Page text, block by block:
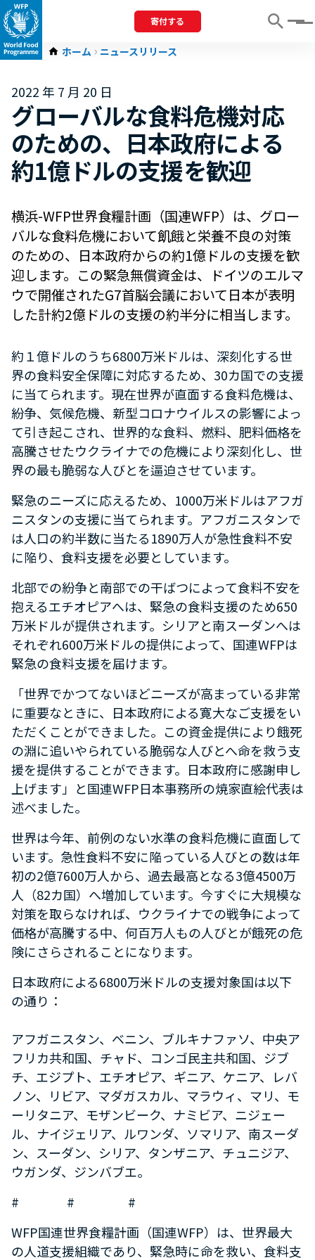
寄付する Menu
ホーム ニュースリリース
2022 年 7 月 20 日
グローバルな食料危機対応
のための、日本政府による
約1億ドルの支援を歓迎
横浜-WFP世界食糧計画（国連WFP）は、グロー
バルな食料危機において飢餓と栄養不良の対策
のための、日本政府からの約1億ドルの支援を歓
迎します。この緊急無償資金は、ドイツのエルマ
ウで開催されたG7首脳会議において日本が表明
した計約2億ドルの支援の約半分に相当します。
約１億ドルのうち6800万米ドルは、深刻化する世
界の食料安全保障に対応するため、30カ国での支援
に当てられます。現在世界が直面する食料危機は、
紛争、気候危機、新型コロナウイルスの影響によっ
て引き起こされ、世界的な食料、燃料、肥料価格を
高騰させたウクライナでの危機により深刻化し、世
界の最も脆弱な人びとを逼迫させています。
緊急のニーズに応えるため、1000万米ドルはアフガ
ニスタンの支援に当てられます。アフガニスタンで
は人口の約半数に当たる1890万人が急性食料不安
に陥り、食料支援を必要としています。
北部での紛争と南部での干ばつによって食料不安を
抱えるエチオピアへは、緊急の食料支援のため650
万米ドルが提供されます。シリアと南スーダンへは
それぞれ600万米ドルの提供によって、国連WFPは
緊急の食料支援を届けます。
「世界でかつてないほどニーズが高まっている非常
に重要なときに、日本政府による寛大なご支援をい
ただくことができました。この資金提供により餓死
の淵に追いやられている脆弱な人びとへ命を救う支
援を提供することができます。日本政府に感謝申し
上げます」と国連WFP日本事務所の焼家直絵代表は
述べました。
世界は今年、前例のない水準の食料危機に直面して
います。急性食料不安に陥っている人びとの数は年
初の2億7600万人から、過去最高となる3億4500万
人（82カ国）へ増加しています。今すぐに大規模な
対策を取らなければ、ウクライナでの戦争によって
価格が高騰する中、何百万人もの人びとが餓死の危
険にさらされることになります。
日本政府による6800万米ドルの支援対象国は以下
の通り：
アフガニスタン、ベニン、ブルキナファソ、中央ア
フリカ共和国、チャド、コンゴ民主共和国、ジブ
チ、エジプト、エチオピア、ギニア、ケニア、レバ
ノン、リビア、マダガスカル、マラウィ、マリ、モ
ーリタニア、モザンビーク、ナミビア、ニジェー
ル、ナイジェリア、ルワンダ、ソマリア、南スーダ
ン、スーダン、シリア、タンザニア、チュニジア、
ウガンダ、ジンバブエ。
# # #
WFP国連世界食糧計画（国連WFP）は、世界最大
の人道支援組織であり、緊急時に命を救い、食料支